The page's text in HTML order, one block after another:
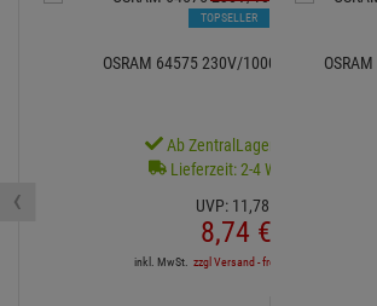
OSRAM 64575 230V/1000W GX-6,35 15h
Ab ZentralLager lieferbar
Lieferzeit: 2-4 Werktage
UVP: 11,78
8,74 €
inkl. MwSt. zzgl Versand - frei ab 90,-€ in DE
TOPSELLER
‹